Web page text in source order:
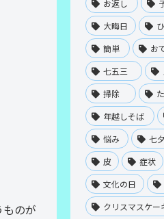
ものが
お返し
大晦日
簡単
お
七五三
掃除
年越しそば
悩み
七夕
皮
症状
文化の日
クリスマスケー